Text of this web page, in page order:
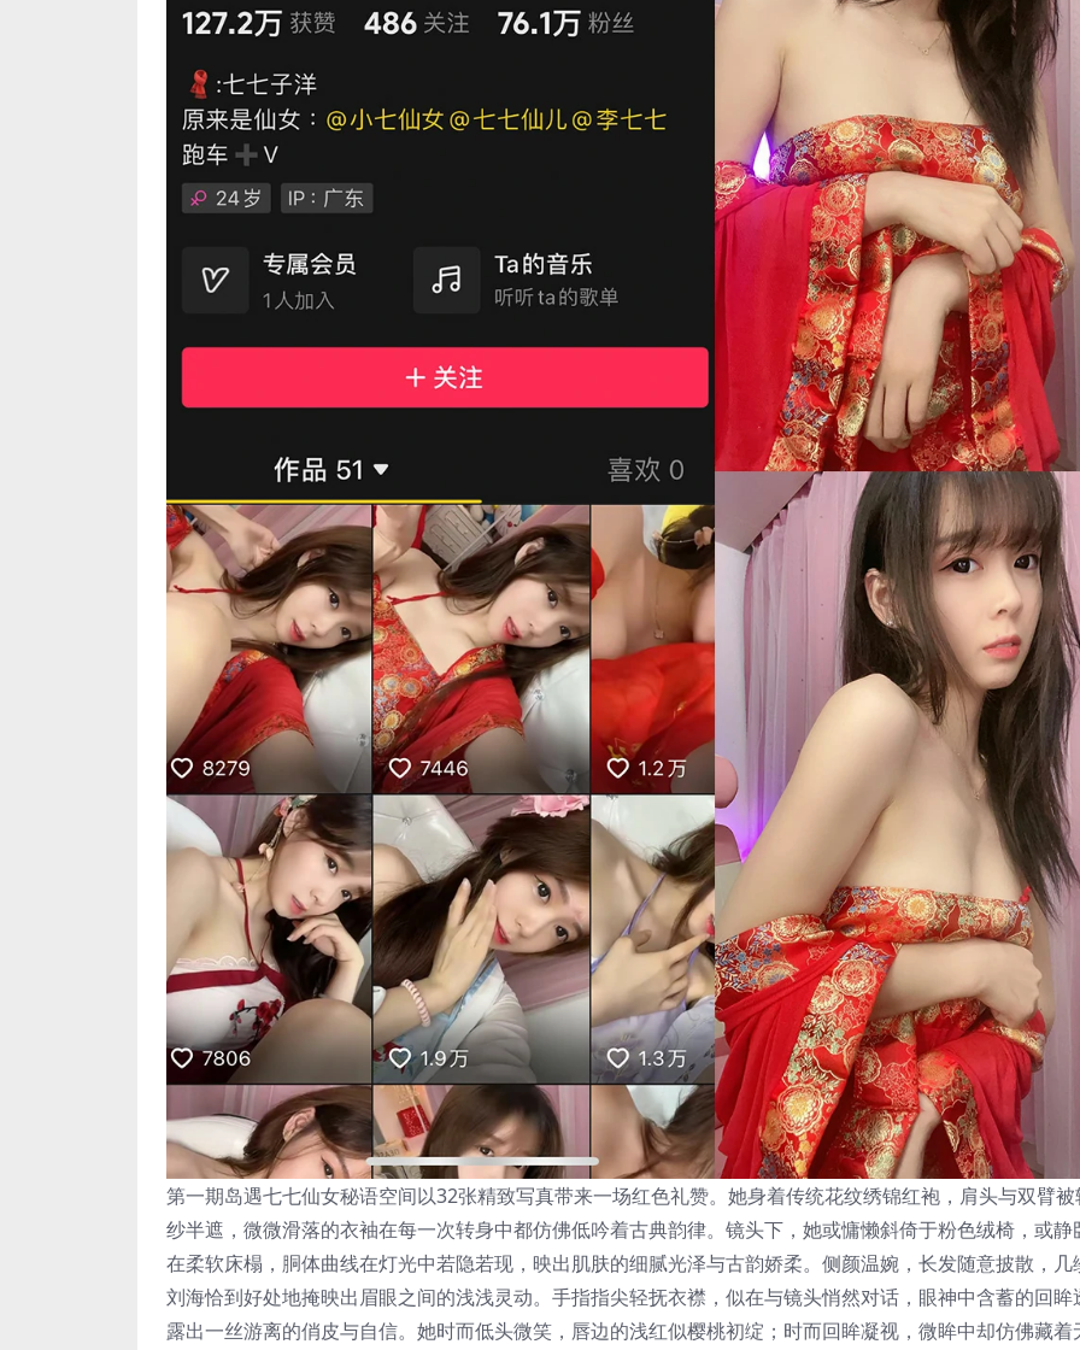
第一期岛遇七七仙女秘语空间以32张精致写真带来一场红色礼赞。她身着传统花纹绣锦红袍，肩头与双臂被
纱半遮，微微滑落的衣袖在每一次转身中都仿佛低吟着古典韵律。镜头下，她或慵懒斜倚于粉色绒椅，或静
在柔软床榻，胴体曲线在灯光中若隐若现，映出肌肤的细腻光泽与古韵娇柔。侧颜温婉，长发随意披散，几
刘海恰到好处地掩映出眉眼之间的浅浅灵动。手指指尖轻抚衣襟，似在与镜头悄然对话，眼神中含蓄的回眸
露出一丝游离的俏皮与自信。她时而低头微笑，唇边的浅红似樱桃初绽；时而回眸凝视，微眸中却仿佛藏着